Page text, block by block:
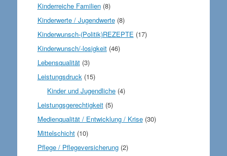
Kinderreiche Familien(8)
Kinderwerte / Jugendwerte(8)
Kinderwunsch-(Politik)REZEPTE (17)
Kinderwunsch/-losigkeit(46)
Lebensqualität(3)
Leistungsdruck(15)
Kinder und Jugendliche (4)
Leistungsgerechtigkeit(5)
Medienqualität / Entwicklung / Krise(30)
Mittelschicht(10)
Pflege / Pflegeversicherung(2)